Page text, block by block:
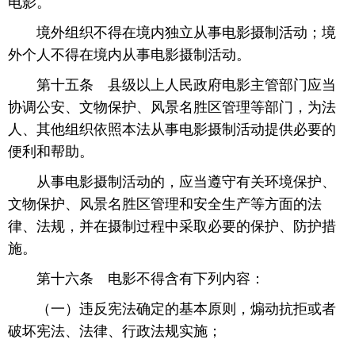
境外组织不得在境内独立从事电影摄制活动；境
外个人不得在境内从事电影摄制活动。
第十五条 县级以上人民政府电影主管部门应当
协调公安、文物保护、风景名胜区管理等部门，为法
人、其他组织依照本法从事电影摄制活动提供必要的
便利和帮助。
从事电影摄制活动的，应当遵守有关环境保护、
文物保护、风景名胜区管理和安全生产等方面的法
律、法规，并在摄制过程中采取必要的保护、防护措
施。
第十六条 电影不得含有下列内容：
（一）违反宪法确定的基本原则，煽动抗拒或者
破坏宪法、法律、行政法规实施；